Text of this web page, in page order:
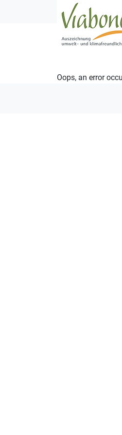
Oops, an error